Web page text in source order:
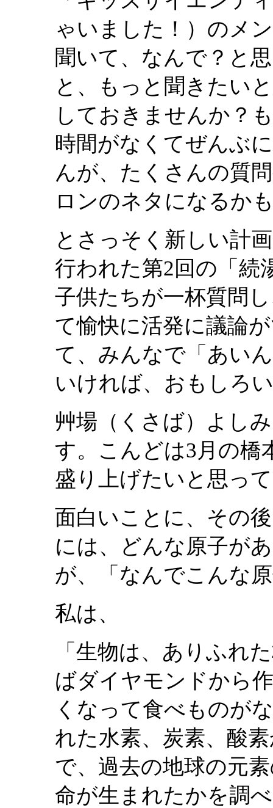
ゃいました！）のメ
聞いて、なんで？と
と、もっと聞きたい
しておきませんか？
時間がなくてぜんぶ
んが、たくさんの質
ロンのネタになるか
とさっそく新しい計
行われた第2回の「続
子供たちが一杯質問
て愉快に活発に議論
て、みんなで「あい
いければ、おもしろ
艸場（くさば）よし
す。こんどは3月の橋
盛り上げたいと思っ
面白いことに、その
には、どんな原子が
が、「なんでこんな
私は、
「生物は、ありふれ
ばダイヤモンドから
くなって食べものが
れた水素、炭素、酸
で、過去の地球の元
命が生まれたかを調